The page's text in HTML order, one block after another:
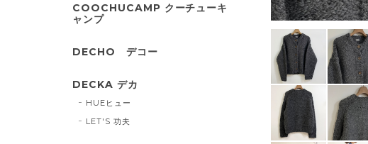
COOCHUCAMP クーチューキ
ャンプ
DECHO デコー
DECKA デカ
HUEヒュー
LET'S 功夫